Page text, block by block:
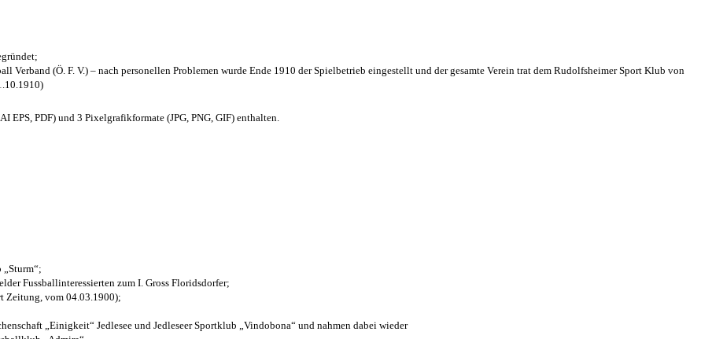
Verband (Ö. F. V.) – nach personellen Problemen wurde Ende 1910 der Spielbetrieb eingestellt und der gesamte Verein trat dem Rudolfsheimer Sport Klub von
PDF) und 3 Pixelgrafikformate (JPG, PNG, GIF) enthalten.
„Sturm“;
Fussballinteressierten zum I. Gross Floridsdorfer;
Zeitung, vom 04.03.1900);
„Einigkeit“ Jedlesee und Jedleseer Sportklub „Vindobona“ und nahmen dabei wieder